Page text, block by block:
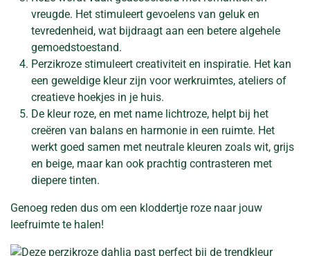
vreugde. Het stimuleert gevoelens van geluk en
tevredenheid, wat bijdraagt aan een betere algehele
gemoedstoestand.
Perzikroze stimuleert creativiteit en inspiratie. Het kan
een geweldige kleur zijn voor werkruimtes, ateliers of
creatieve hoekjes in je huis.
De kleur roze, en met name lichtroze, helpt bij het
creëren van balans en harmonie in een ruimte. Het
werkt goed samen met neutrale kleuren zoals wit, grijs
en beige, maar kan ook prachtig contrasteren met
diepere tinten.
Genoeg reden dus om een kloddertje roze naar jouw
leefruimte te halen!